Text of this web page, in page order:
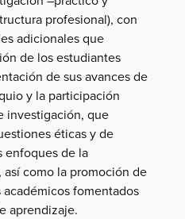
profesional), con
adicionales que
de los estudiantes
de sus avances de
y la participación
investigación, que
éticas y de
enfoques de la
como la promoción de
fomentados
aprendizaje.